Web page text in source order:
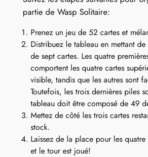
partie de Wasp Solitaire:
Prenez un jeu de 52 cartes et
Distribuez le tableau en mettant
de sept cartes. Les quatre
comportent les quatre cartes
visible, tandis que les autres sont
Toutefois, les trois dernières piles
tableau doit être composé de 49
Mettez de côté les trois cartes
stock.
Laissez de la place pour les
et le tour est joué!